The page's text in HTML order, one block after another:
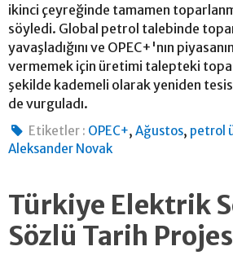
ikinci çeyreğinde tamamen
söyledi. Global petrol talebinde
yavaşladığını ve OPEC+'nın piyasanın
vermemek için üretimi talepteki
şekilde kademeli olarak yeniden
de vurguladı.
Etiketler : OPEC+,Ağustos, petrol
Aleksander Novak
Türkiye Elektrik
Sözlü Tarih